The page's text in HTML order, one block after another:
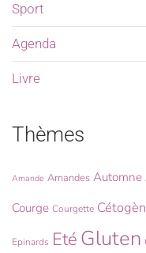
Sport
Agenda
Livre
Thèmes
Amande Amandes Automne
Courge Courgette
Epinards Eté Gluten